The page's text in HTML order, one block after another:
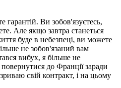
гарантій. Ви зобов'язуєтесь,
Але якщо завтра станеться
буде в небезпеці, ви можете
не зобов'язаний вам
вибух, я більше не
до Франції заради
свій контракт, і на цьому